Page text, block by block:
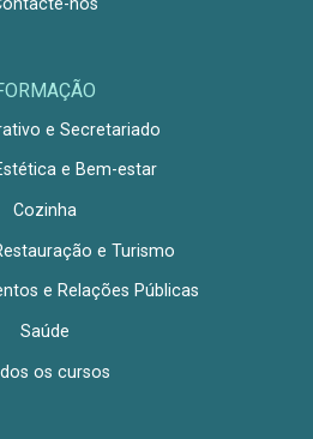
nos
e Secretariado
e Bem-estar
Cozinha
e Turismo
e Relações Públicas
Saúde
os cursos